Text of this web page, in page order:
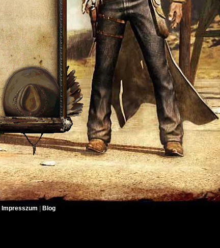
Impresszum
Blog